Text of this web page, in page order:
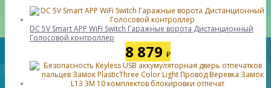
DC 5V Smart APP WiFi Switch Гаражные ворота Дистанционный
Голосовой контроллер
8 879 ₽